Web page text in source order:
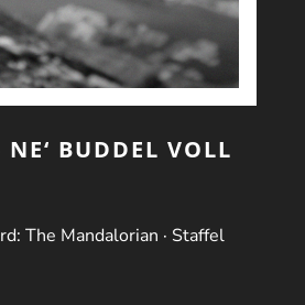
BUDDEL VOLL
The Mandalorian · Staffel